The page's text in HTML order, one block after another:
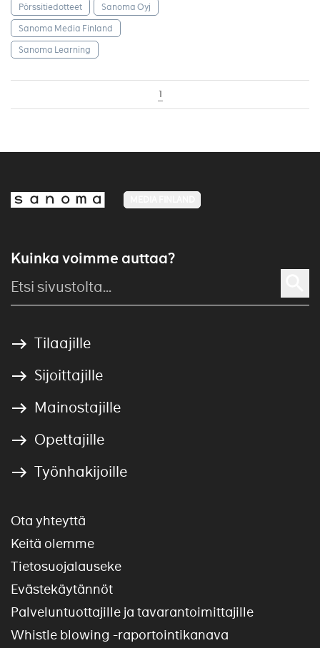
Pörssitiedotteet
Sanoma Oyj
Sanoma Media Finland
Sanoma Learning
1
Kuinka voimme auttaa?
Tilaajille
Sijoittajille
Mainostajille
Opettajille
Työnhakijoille
Ota yhteyttä
Keitä olemme
Tietosuojalauseke
Evästekäytännöt
Palveluntuottajille ja tavarantoimittajille
Whistle blowing -raportointikanava